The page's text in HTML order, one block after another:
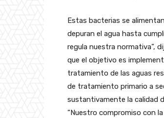
Estas bacterias se
depuran el agua hasta
regula nuestra normativa”,
que el objetivo es
tratamiento de las aguas
de tratamiento primario a
sustantivamente la calidad
“Nuestro compromiso con